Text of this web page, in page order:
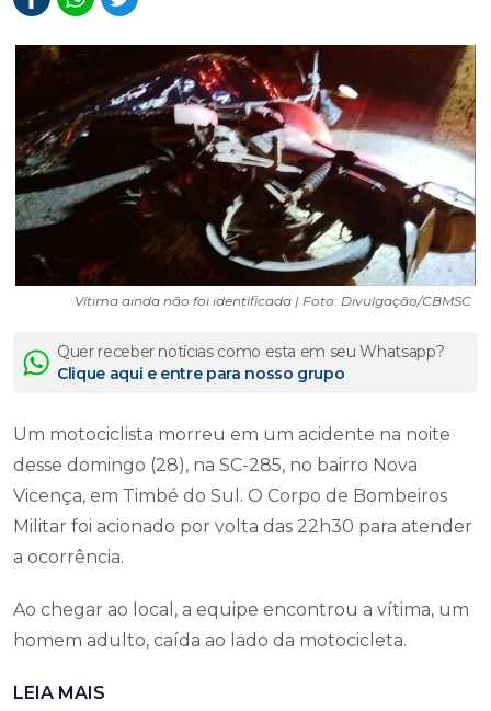
Vítima ainda não foi identificada | Foto: Divulgação/CBMSC
Quer receber notícias como esta em seu Whatsapp?
Clique aqui e entre para nosso grupo
Um motociclista morreu em um acidente na noite
desse domingo (28), na SC-285, no bairro Nova
Vicença, em Timbé do Sul. O Corpo de Bombeiros
Militar foi acionado por volta das 22h30 para atender
a ocorrência.
Ao chegar ao local, a equipe encontrou a vítima, um
homem adulto, caída ao lado da motocicleta.
LEIA MAIS